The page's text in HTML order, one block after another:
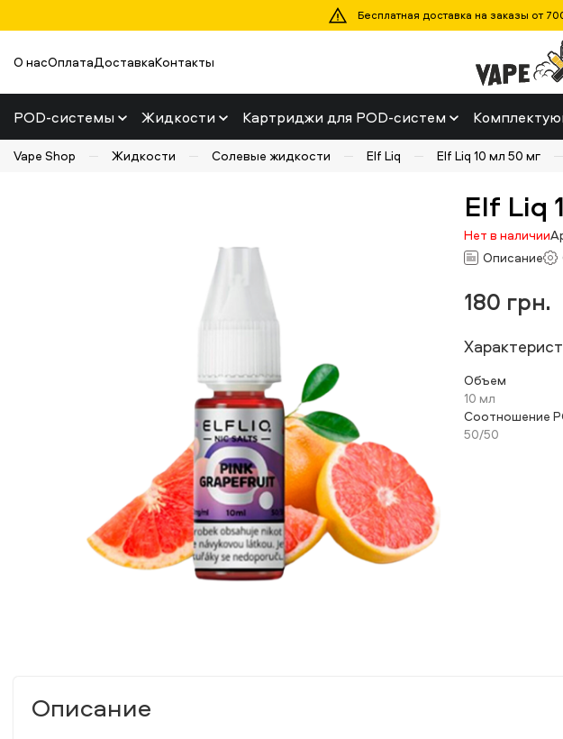
Бесплатная доставка на заказы от
О насОплатаДоставкаКонтакты
POD-системы Жидкости Картриджи для POD-систем
Vape Shop Жидкости Солевые жидкости Elf Liq Elf Liq 10 мл 50 мг
Elf Liq
Нет в наличии
Описание
180 грн.
Объем
10 мл
Соотношение
50/50
Описание